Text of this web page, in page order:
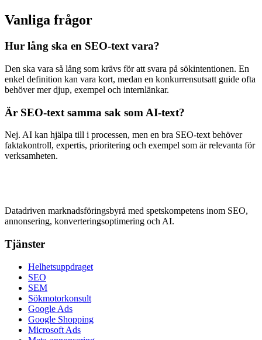
Vanliga frågor
Hur lång ska en SEO-text vara?
Den ska vara så lång som krävs för att svara på sökintentionen. En
enkel definition kan vara kort, medan en konkurrensutsatt guide ofta
behöver mer djup, exempel och internlänkar.
Är SEO-text samma sak som AI-text?
Nej. AI kan hjälpa till i processen, men en bra SEO-text behöver
faktakontroll, expertis, prioritering och exempel som är relevanta för
verksamheten.
Datadriven marknadsföringsbyrå med spetskompetens inom SEO,
annonsering, konverteringsoptimering och AI.
Tjänster
Helhetsuppdraget
SEO
SEM
Sökmotorkonsult
Google Ads
Google Shopping
Microsoft Ads